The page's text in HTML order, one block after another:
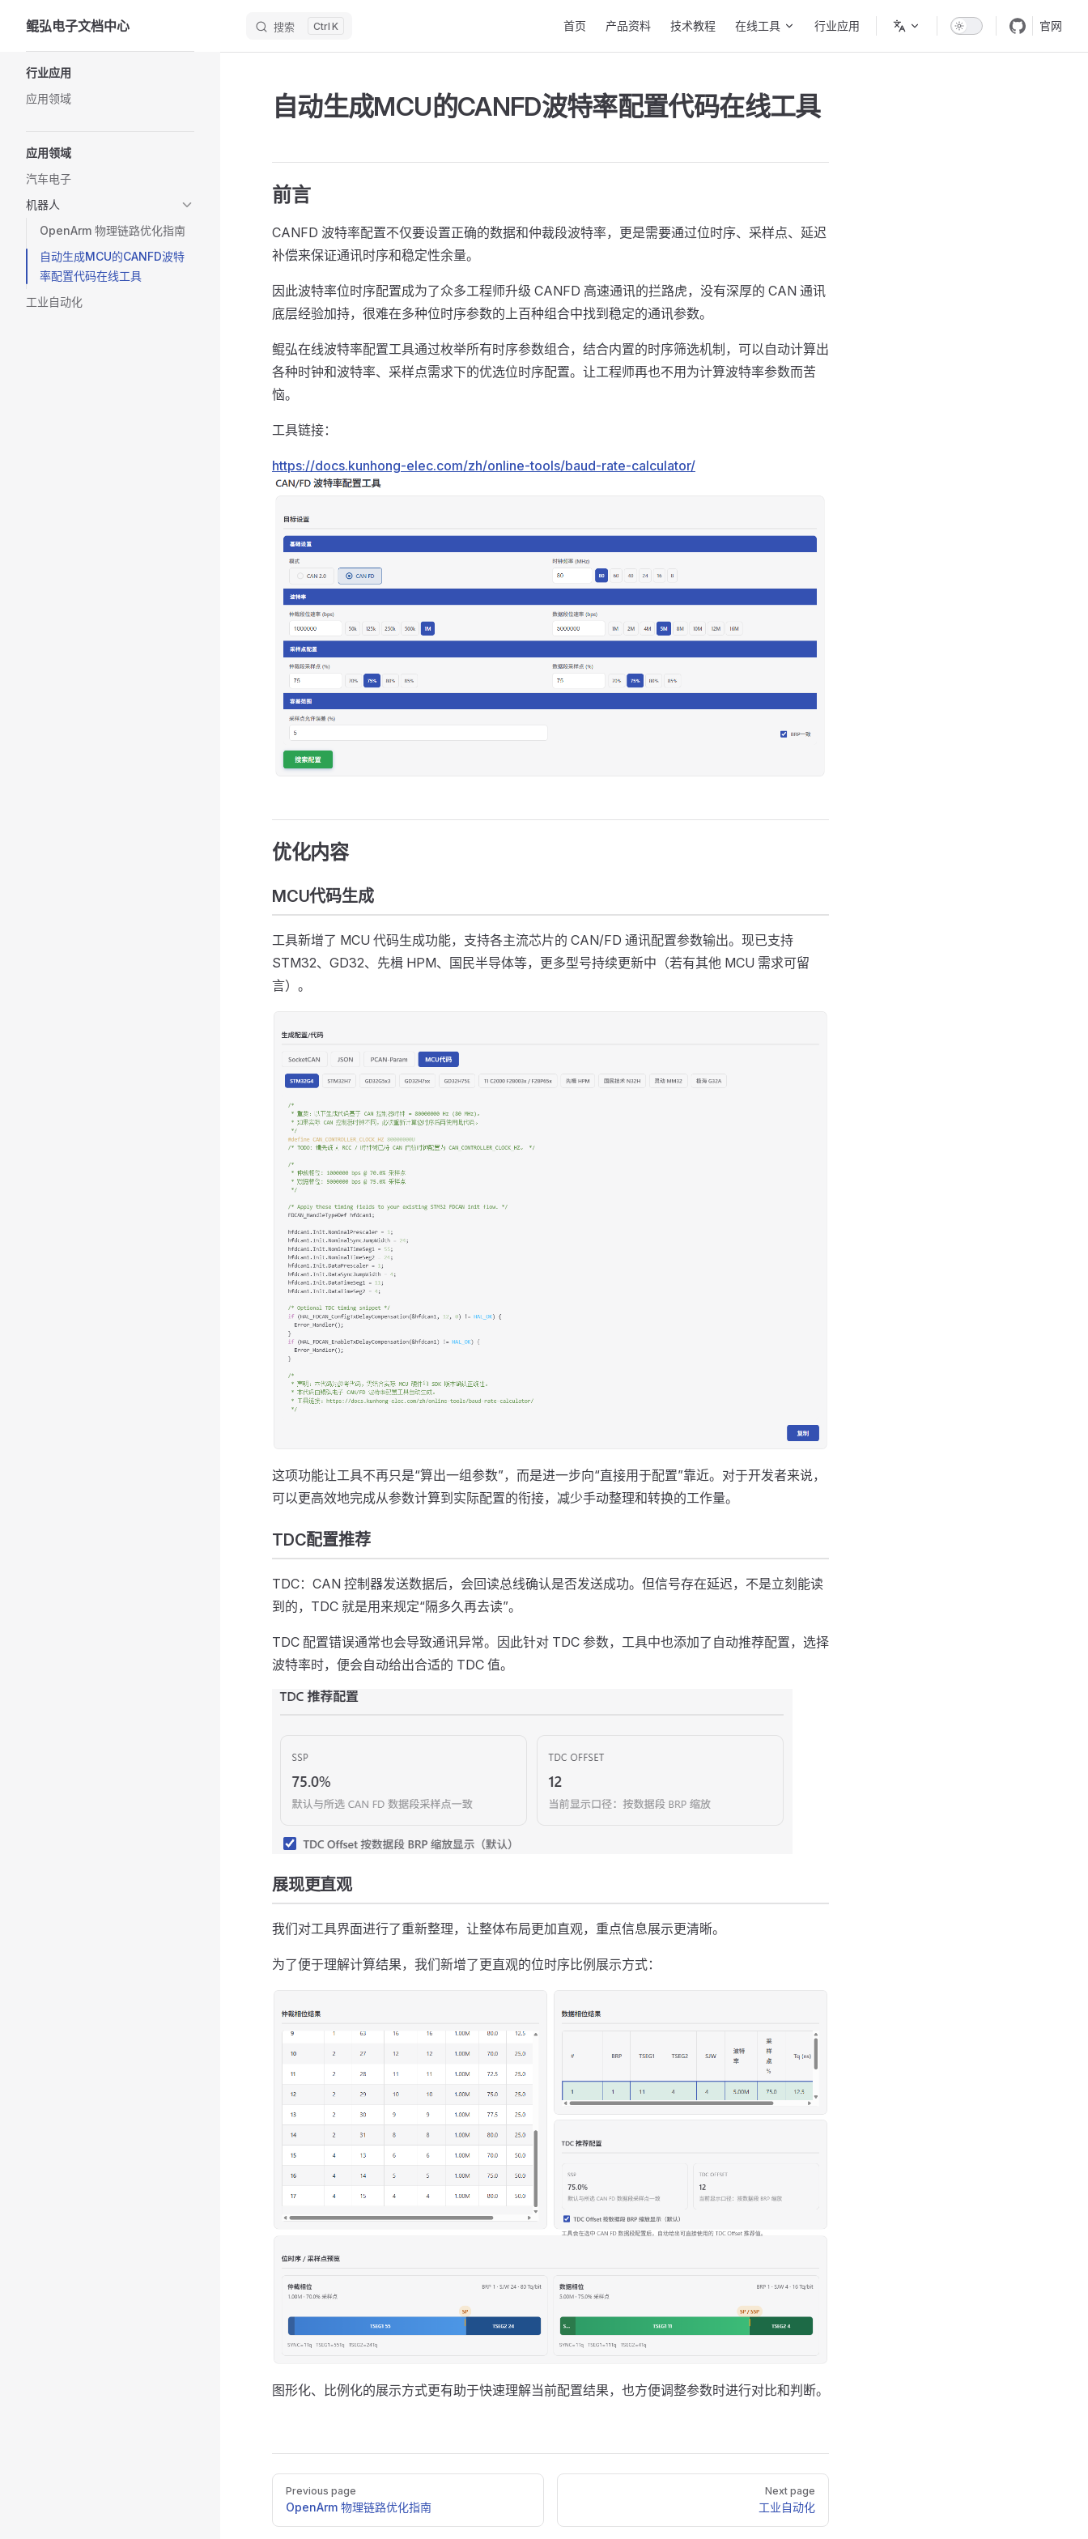
Skip to content
鲲弘电子文档中心 搜索 K 首页 产品资料 技术教程 在线工具 行业应用 官网
行业应用
应用领域
应用领域
汽车电子
机器人
OpenArm 物理链路优化指南
自动生成MCU的CANFD波特
率配置代码在线工具
工业自动化
自动生成MCU的CANFD波特率配置代码在线工具
前言
CANFD 波特率配置不仅要设置正确的数据和仲裁段波特率，更是需要通过位时序、采样点、延迟
补偿来保证通讯时序和稳定性余量。
因此波特率位时序配置成为了众多工程师升级 CANFD 高速通讯的拦路虎，没有深厚的 CAN 通讯
底层经验加持，很难在多种位时序参数的上百种组合中找到稳定的通讯参数。
鲲弘在线波特率配置工具通过枚举所有时序参数组合，结合内置的时序筛选机制，可以自动计算出
各种时钟和波特率、采样点需求下的优选位时序配置。让工程师再也不用为计算波特率参数而苦
恼。
工具链接：
https://docs.kunhong-elec.com/zh/online-tools/baud-rate-calculator/
优化内容
MCU代码生成
工具新增了 MCU 代码生成功能，支持各主流芯片的 CAN/FD 通讯配置参数输出。现已支持
STM32、GD32、先楫 HPM、国民半导体等，更多型号持续更新中（若有其他 MCU 需求可留
言）。
这项功能让工具不再只是“算出一组参数”，而是进一步向“直接用于配置”靠近。对于开发者来说，
可以更高效地完成从参数计算到实际配置的衔接，减少手动整理和转换的工作量。
TDC配置推荐
TDC：CAN 控制器发送数据后，会回读总线确认是否发送成功。但信号存在延迟，不是立刻能读
到的，TDC 就是用来规定“隔多久再去读”。
TDC 配置错误通常也会导致通讯异常。因此针对 TDC 参数，工具中也添加了自动推荐配置，选择
波特率时，便会自动给出合适的 TDC 值。
展现更直观
我们对工具界面进行了重新整理，让整体布局更加直观，重点信息展示更清晰。
为了便于理解计算结果，我们新增了更直观的位时序比例展示方式：
图形化、比例化的展示方式更有助于快速理解当前配置结果，也方便调整参数时进行对比和判断。
PagerPrevious page
OpenArm 物理链路优化指南
Next page
工业自动化